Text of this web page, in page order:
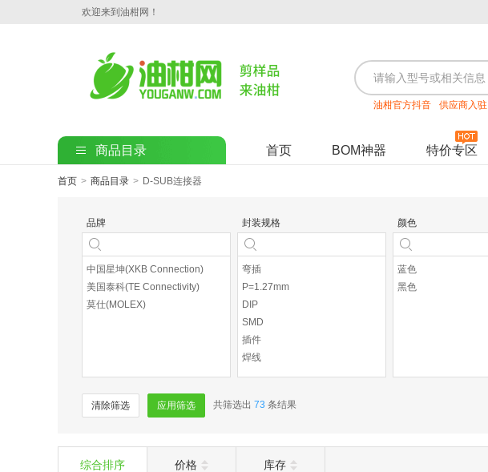
欢迎来到油柑网！
油柑官方抖音 供应商入驻
商品目录 首页 BOM神器 特价专区
首页 > 商品目录 > D-SUB连接器
品牌
中国星坤(XKB Connection)
美国泰科(TE Connectivity)
莫仕(MOLEX)
封装规格
弯插
P=1.27mm
DIP
SMD
插件
焊线
颜色
蓝色
黑色
清除筛选 应用筛选 共筛选出 73 条结果
综合排序 价格 库存